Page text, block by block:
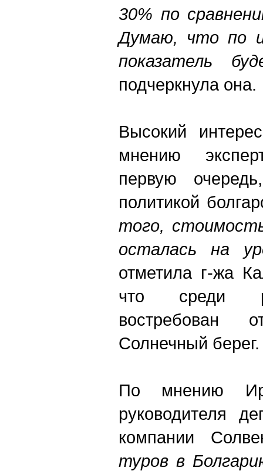
30% по
Думаю, что по
показатель
подчеркнула она.
Высокий
мнению
первую
политикой
того,
осталась на
отметила г-жа
что среди
востребован
Солнечный берег.
По мнению
руководителя
компании
туров в